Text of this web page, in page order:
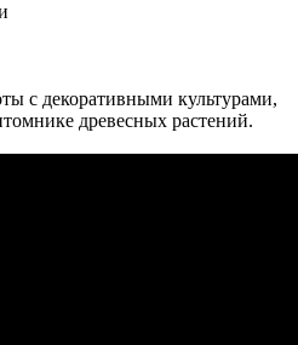
с декоративными культурами,
древесных растений.